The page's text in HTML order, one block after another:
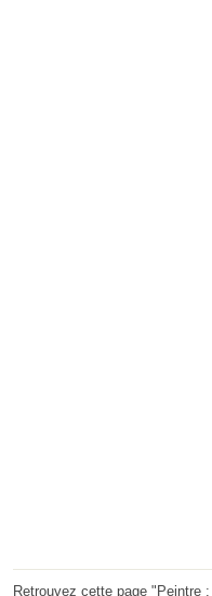
Retrouvez cette page "Peintre